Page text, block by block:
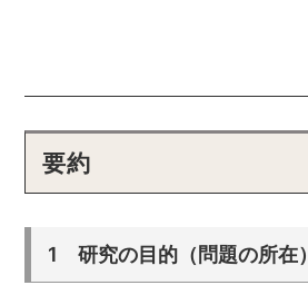
要約
1 研究の目的（問題の所在）